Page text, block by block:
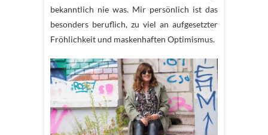
bekanntlich nie was. Mir persönlich ist das
besonders beruflich, zu viel an aufgesetzter
Fröhlichkeit und maskenhaften Optimismus.